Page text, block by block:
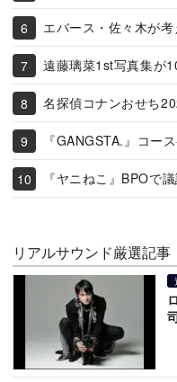
エバース・佐々木が
遠藤璃菜1st写真集が
名探偵コナンおせち
『GANGSTA.』コー
『ヤニねこ』BPOで
リアルサウンド厳選記事